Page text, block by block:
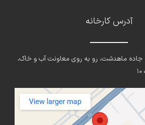
آدرس کارخانه
جاده ماهدشت، رو به روی معاونت آب و خاک،